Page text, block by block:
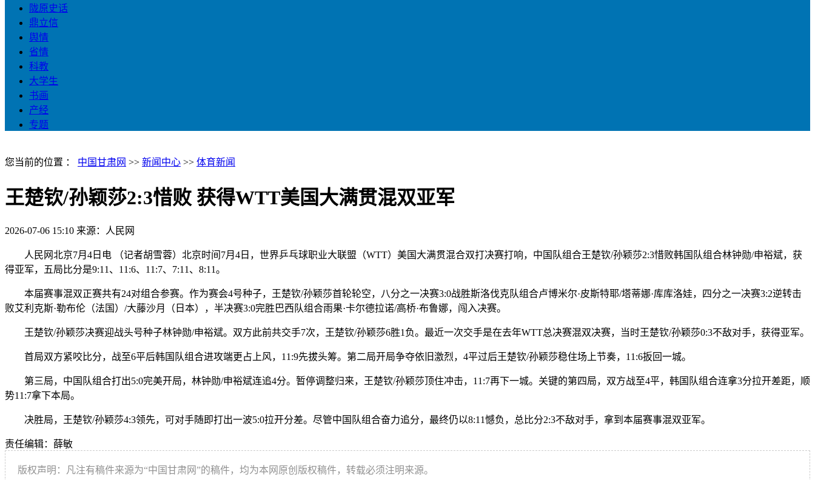
陇原史话
鼎立信
舆情
省情
科教
大学生
书画
产经
专题
您当前的位置 ： 中国甘肃网 >> 新闻中心 >> 体育新闻
王楚钦/孙颖莎2:3惜败 获得WTT美国大满贯混双亚军
2026-07-06 15:10 来源：人民网
人民网北京7月4日电 （记者胡雪蓉）北京时间7月4日，世界乒乓球职业大联盟（WTT）美国大满贯混合双打决赛打响，中国队组合王楚钦/孙颖莎2:3惜败韩国队组合林钟勋/申裕斌，获
得亚军，五局比分是9:11、11:6、11:7、7:11、8:11。
本届赛事混双正赛共有24对组合参赛。作为赛会4号种子，王楚钦/孙颖莎首轮轮空，八分之一决赛3:0战胜斯洛伐克队组合卢博米尔·皮斯特耶/塔蒂娜·库库洛娃，四分之一决赛3:2逆转击
败艾利克斯·勒布伦（法国）/大藤沙月（日本），半决赛3:0完胜巴西队组合雨果·卡尔德拉诺/高桥·布鲁娜，闯入决赛。
王楚钦/孙颖莎决赛迎战头号种子林钟勋/申裕斌。双方此前共交手7次，王楚钦/孙颖莎6胜1负。最近一次交手是在去年WTT总决赛混双决赛，当时王楚钦/孙颖莎0:3不敌对手，获得亚军。
首局双方紧咬比分，战至6平后韩国队组合进攻端更占上风，11:9先拔头筹。第二局开局争夺依旧激烈，4平过后王楚钦/孙颖莎稳住场上节奏，11:6扳回一城。
第三局，中国队组合打出5:0完美开局，林钟勋/申裕斌连追4分。暂停调整归来，王楚钦/孙颖莎顶住冲击，11:7再下一城。关键的第四局，双方战至4平，韩国队组合连拿3分拉开差距，顺
势11:7拿下本局。
决胜局，王楚钦/孙颖莎4:3领先，可对手随即打出一波5:0拉开分差。尽管中国队组合奋力追分，最终仍以8:11憾负，总比分2:3不敌对手，拿到本届赛事混双亚军。
责任编辑：薛敏
版权声明：凡注有稿件来源为“中国甘肃网”的稿件，均为本网原创版权稿件，转载必须注明来源。